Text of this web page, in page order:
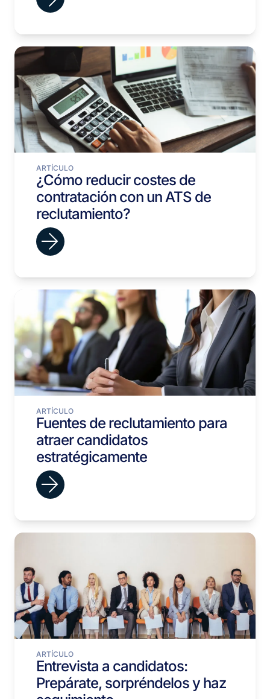
ARTÍCULO
¿Cómo reducir costes de
contratación con un ATS de
reclutamiento?
ARTÍCULO
Fuentes de reclutamiento para
atraer candidatos
estratégicamente
ARTÍCULO
Entrevista a candidatos:
Prepárate, sorpréndelos y haz